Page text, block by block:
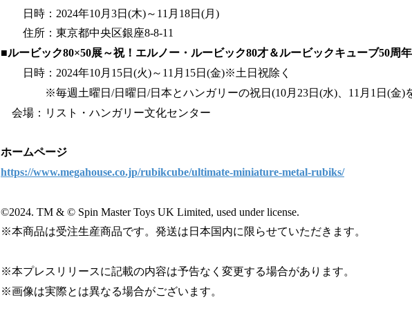
日時：2024年10月3日(木)～11月18日(月)
住所：東京都中央区銀座8-8-11
■ルービック80×50展～祝！エルノー・ルービック80才＆ルービックキューブ50周
日時：2024年10月15日(火)～11月15日(金)※土日祝除く
※毎週土曜日/日曜日/日本とハンガリーの祝日(10月23日(水)、11月1日(金)
会場：リスト・ハンガリー文化センター
ホームページ
https://www.megahouse.co.jp/rubikcube/ultimate-miniature-metal-rubiks/
©2024. TM & © Spin Master Toys UK Limited, used under license.
※本商品は受注生産商品です。発送は日本国内に限らせていただきます。
※本プレスリリースに記載の内容は予告なく変更する場合があります。
※画像は実際とは異なる場合がございます。